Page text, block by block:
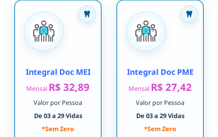
Integral Doc MEI
Mensal R$ 32,89
Valor por Pessoa
De 03 a 29 Vidas
*Sem Zero
Integral Doc PME
Mensal R$ 27,42
Valor por Pessoa
De 03 a 29 Vidas
*Sem Zero